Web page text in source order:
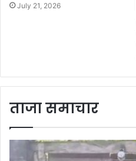
July 21, 2026
ताजा समाचार